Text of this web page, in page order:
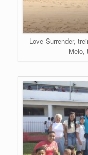
Love Surrender,
Melo,